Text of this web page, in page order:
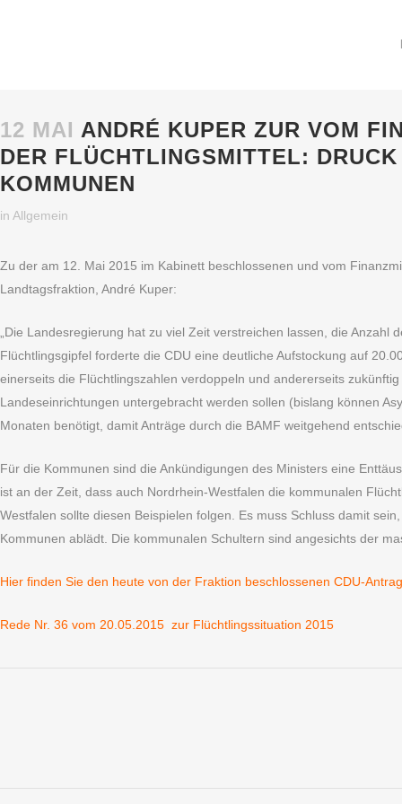
12 MAI ANDRÉ KUPER ZUR VOM
DER FLÜCHTLINGSMITTEL:
KOMMUNEN
in Allgemein
Zu der am 12. Mai 2015 im Kabinett beschlossenen und vom
Landtagsfraktion, André Kuper:
„Die Landesregierung hat zu viel Zeit verstreichen lassen, die
Flüchtlingsgipfel forderte die CDU eine deutliche Aufstockung auf
einerseits die Flüchtlingszahlen verdoppeln und andererseits
Landeseinrichtungen untergebracht werden sollen (bislang können
Monaten benötigt, damit Anträge durch die BAMF weitgehend
Für die Kommunen sind die Ankündigungen des Ministers eine
ist an der Zeit, dass auch Nordrhein-Westfalen die kommunalen
Westfalen sollte diesen Beispielen folgen. Es muss Schluss damit
Kommunen ablädt. Die kommunalen Schultern sind angesichts der
Hier finden Sie den heute von der Fraktion beschlossenen CDU-
Rede Nr. 36 vom 20.05.2015 zur Flüchtlingssituation 2015